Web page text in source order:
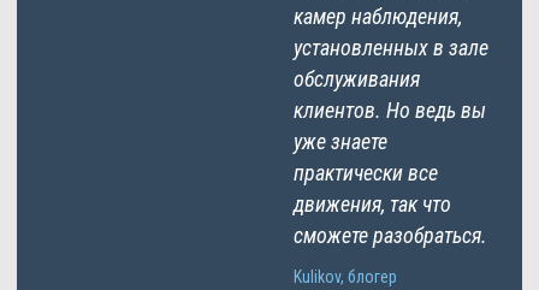
камер наблюдения,
установленных в зале
обслуживания
клиентов. Но ведь вы
уже знаете
практически все
движения, так что
сможете разобраться.
Kulikov, блогер